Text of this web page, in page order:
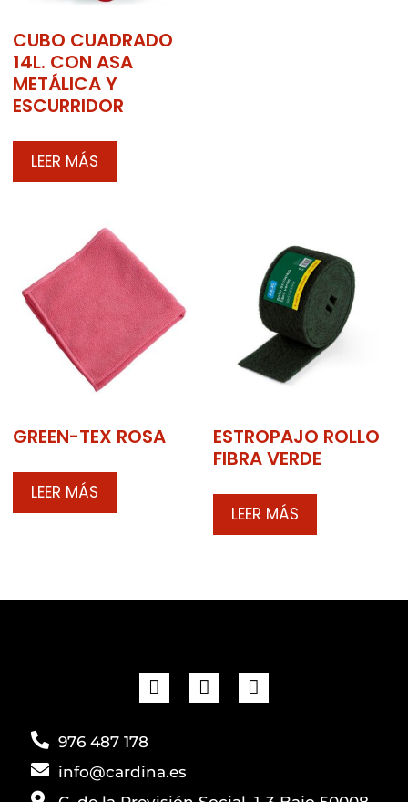
CUBO CUADRADO
14L. CON ASA
METÁLICA Y
ESCURRIDOR
LEER MÁS
GREEN-TEX ROSA
LEER MÁS
ESTROPAJO ROLLO
FIBRA VERDE
LEER MÁS
976 487 178
info@cardina.es